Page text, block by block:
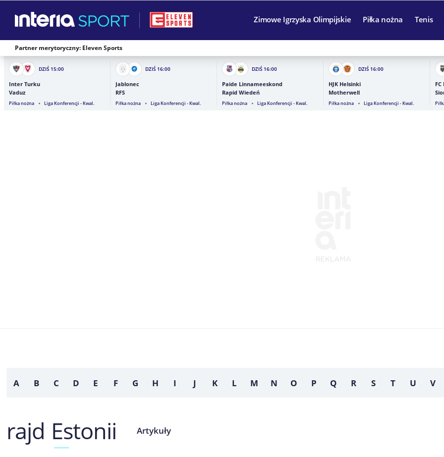
Zimowe Igrzyska Olimpijskie Piłka nożna Tenis
Partner merytoryczny: Eleven Sports
DZIŚ 15:00
Inter Turku
Vaduz
Piłka nożna Liga Konferencji - Kwal.
DZIŚ 16:00
Jablonec
RFS
Piłka nożna Liga Konferencji - Kwal.
DZIŚ 16:00
Paide Linnameeskond
Rapid Wiedeń
Piłka nożna Liga Konferencji - Kwal.
DZIŚ 16:00
HJK Helsinki
Motherwell
Piłka nożna Liga Konferencji - Kwal.
A B C D E F G H I J K L M N O P Q R S T U V
rajd Estonii Artykuły